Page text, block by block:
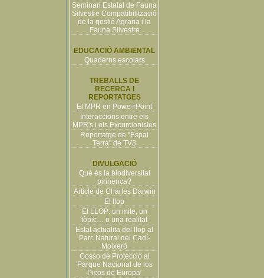
Seminari Estatal de Fauna
Silvestre Compatibilització
de la gestió Agraria i la
Fauna Silvestre
EDUCACIÓ AMBIENTAL
Quaderns escolars
TREBALLS DE
RECERCA I
REPORTATGES
El MPR en Powe-rPoint
Interaccions entre els
MPR's i els Excurcionistes
Reportatge de "Espai
Terra" de TV3
DIVULGACIÓ
Què és la biodiversitat
pirinenca?
Article de Charles Darwin
El llop
El LLOP: un mite, un
tòpic… o una realitat
Estat actualita del llop al
Parc Natural del Cadí-
Moixeró
Gosso de Protecció al
'Parque Nacional de los
Picos de Europa'